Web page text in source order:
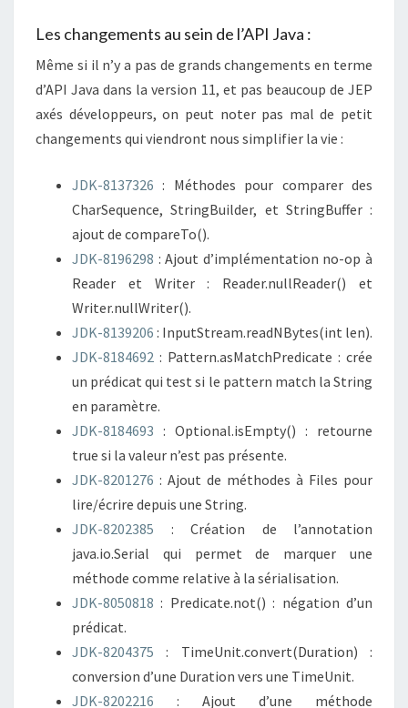
Les changements au sein de l’API Java :
Même si il n’y a pas de grands changements en terme
d’API Java dans la version 11, et pas beaucoup de JEP
axés développeurs, on peut noter pas mal de petit
changements qui viendront nous simplifier la vie :
JDK-8137326 : Méthodes pour comparer des
CharSequence, StringBuilder, et StringBuffer :
ajout de compareTo().
JDK-8196298 : Ajout d’implémentation no-op à
Reader et Writer : Reader.nullReader() et
Writer.nullWriter().
JDK-8139206 : InputStream.readNBytes(int len).
JDK-8184692 : Pattern.asMatchPredicate : crée
un prédicat qui test si le pattern match la String
en paramètre.
JDK-8184693 : Optional.isEmpty() : retourne
true si la valeur n’est pas présente.
JDK-8201276 : Ajout de méthodes à Files pour
lire/écrire depuis une String.
JDK-8202385 : Création de l’annotation
java.io.Serial qui permet de marquer une
méthode comme relative à la sérialisation.
JDK-8050818 : Predicate.not() : négation d’un
prédicat.
JDK-8204375 : TimeUnit.convert(Duration) :
conversion d’une Duration vers une TimeUnit.
JDK-8202216 : Ajout d’une méthode